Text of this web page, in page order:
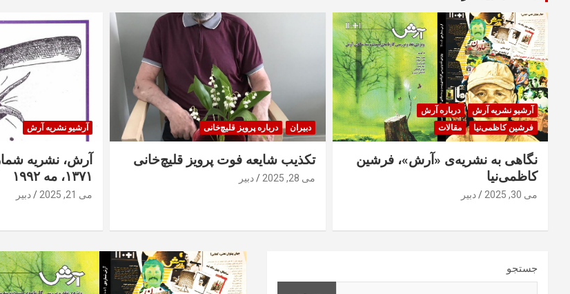
آرشیو نشریه آرش
درباره آرش
فرشین کاظمی‌نیا
مقالات
نگاهی به نشریه‌ی «آرش»، فرشین
کاظمی‌نیا
می 30, 2025 دبیر
دبیران درباره پرویز قلیچ‌خانی
تکذیب شایعه فوت پرویز قلیچ‌خانی
می 28, 2025 دبیر
آرشیو نشریه آرش
۱۳۷۱، مه ۱۹۹۲
می 21, 2025 دبیر
جستجو